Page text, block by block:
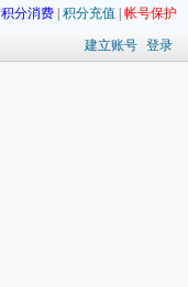
积分消费 积分充值 帐号保护
建立账号 登录